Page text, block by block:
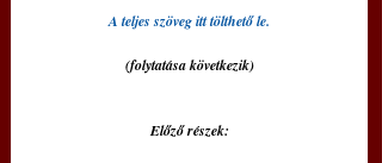
A teljes szöveg itt tölthető le.
(folytatása következik)
Előző részek: